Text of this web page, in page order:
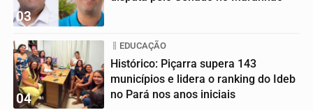
03
04
EDUCAÇÃO
Histórico: Piçarra supera 143
municípios e lidera o ranking do Ideb
no Pará nos anos iniciais